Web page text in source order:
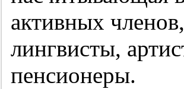
активных
лингвисты,
пенсионеры.